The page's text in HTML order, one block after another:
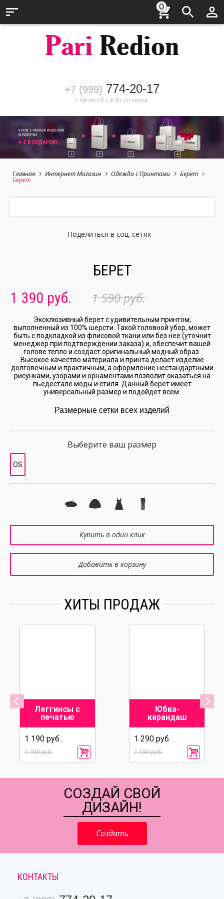
0
+7 (999) 774-20-17
с Пн по Сб с 9 до 20 часов.
Главная Интернет Магазин Одежда с Принтами Берет
Берет
Поделиться в соц. сетях
БЕРЕТ
1 390 руб.
1 590 руб.
Эксклюзивный берет с удивительным принтом,
выполненный из 100% шерсти. Такой головной убор, может
быть с подкладкой из флисовой ткани или без нее (уточнит
менеджер при подтверждении заказа) и, обеспечит вашей
голове тепло и создаст оригинальный модный образ.
Высокое качество материала и принта делает изделие
долговечным и практичным, а оформление нестандартными
рисунками, узорами и орнаментами позволит оказаться на
пьедестале моды и стиля. Данный берет имеет
универсальный размер и подойдет всем.
Размерные сетки всех изделий
Выберите ваш размер
OS
Купить в один клик
Добавить в корзину
ХИТЫ ПРОДАЖ
Леггинсы с
печатью
1 190 руб.
1 790 руб.
Юбка-
карандаш
1 290 руб.
1 590 руб.
СОЗДАЙ СВОЙ
ДИЗАЙН!
Создать
КОНТАКТЫ